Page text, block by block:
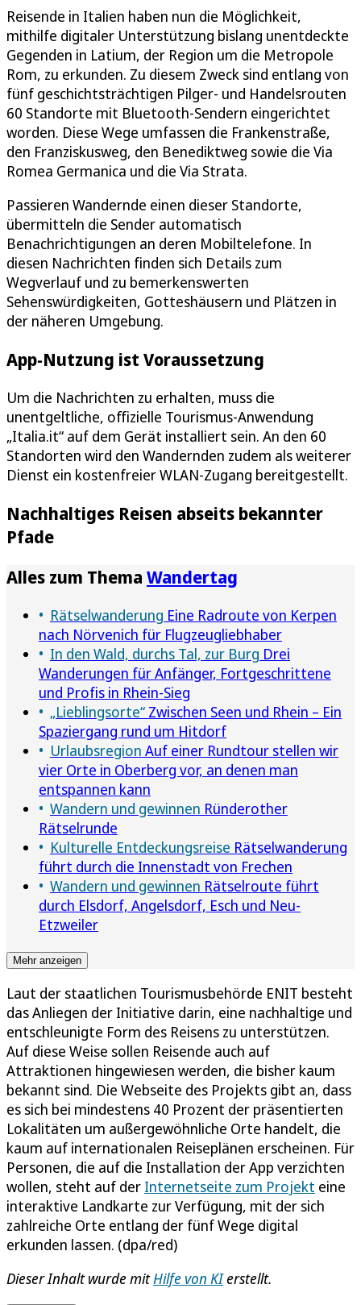
Reisende in Italien haben nun die Möglichkeit,
mithilfe digitaler Unterstützung bislang unentdeckte
Gegenden in Latium, der Region um die Metropole
Rom, zu erkunden. Zu diesem Zweck sind entlang von
fünf geschichtsträchtigen Pilger- und Handelsrouten
60 Standorte mit Bluetooth-Sendern eingerichtet
worden. Diese Wege umfassen die Frankenstraße,
den Franziskusweg, den Benediktweg sowie die Via
Romea Germanica und die Via Strata.
Passieren Wandernde einen dieser Standorte,
übermitteln die Sender automatisch
Benachrichtigungen an deren Mobiltelefone. In
diesen Nachrichten finden sich Details zum
Wegverlauf und zu bemerkenswerten
Sehenswürdigkeiten, Gotteshäusern und Plätzen in
der näheren Umgebung.
App-Nutzung ist Voraussetzung
Um die Nachrichten zu erhalten, muss die
unentgeltliche, offizielle Tourismus-Anwendung
„Italia.it“ auf dem Gerät installiert sein. An den 60
Standorten wird den Wandernden zudem als weiterer
Dienst ein kostenfreier WLAN-Zugang bereitgestellt.
Nachhaltiges Reisen abseits bekannter
Pfade
Alles zum Thema Wandertag
Rätselwanderung Eine Radroute von Kerpen
nach Nörvenich für Flugzeugliebhaber
In den Wald, durchs Tal, zur Burg Drei
Wanderungen für Anfänger, Fortgeschrittene
und Profis in Rhein-Sieg
„Lieblingsorte“ Zwischen Seen und Rhein – Ein
Spaziergang rund um Hitdorf
Urlaubsregion Auf einer Rundtour stellen wir
vier Orte in Oberberg vor, an denen man
entspannen kann
Wandern und gewinnen Ründerother
Rätselrunde
Kulturelle Entdeckungsreise Rätselwanderung
führt durch die Innenstadt von Frechen
Wandern und gewinnen Rätselroute führt
durch Elsdorf, Angelsdorf, Esch und Neu-
Etzweiler
Mehr anzeigen
Laut der staatlichen Tourismusbehörde ENIT besteht
das Anliegen der Initiative darin, eine nachhaltige und
entschleunigte Form des Reisens zu unterstützen.
Auf diese Weise sollen Reisende auch auf
Attraktionen hingewiesen werden, die bisher kaum
bekannt sind. Die Webseite des Projekts gibt an, dass
es sich bei mindestens 40 Prozent der präsentierten
Lokalitäten um außergewöhnliche Orte handelt, die
kaum auf internationalen Reiseplänen erscheinen. Für
Personen, die auf die Installation der App verzichten
wollen, steht auf der Internetseite zum Projekt eine
interaktive Landkarte zur Verfügung, mit der sich
zahlreiche Orte entlang der fünf Wege digital
erkunden lassen. (dpa/red)
Dieser Inhalt wurde mitHilfe von KIerstellt.